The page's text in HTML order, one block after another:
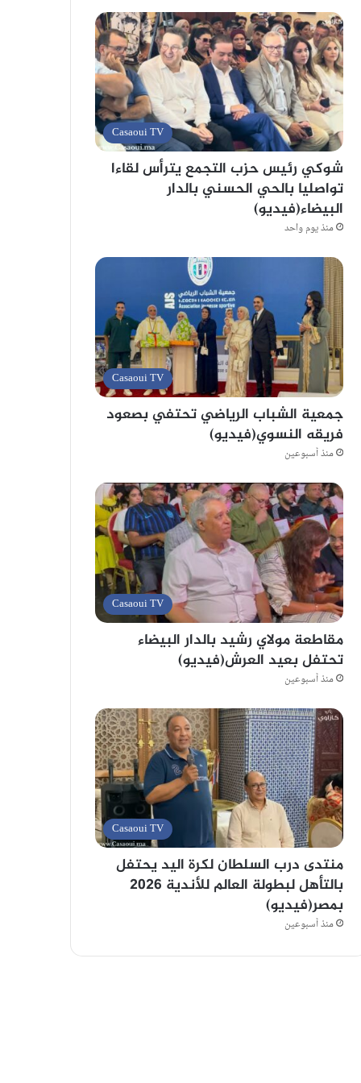
Casaoui TV
شوكي رئيس حزب التجمع يترأس لقاءا
تواصليا بالحي الحسني بالدار
البيضاء(فيديو)
منذ يوم واحد
Casaoui TV
جمعية الشباب الرياضي تحتفي بصعود
فريقه النسوي(فيديو)
منذ أسبوعين
Casaoui TV
مقاطعة مولاي رشيد بالدار البيضاء
تحتفل بعيد العرش(فيديو)
منذ أسبوعين
Casaoui TV
منتدى درب السلطان لكرة اليد يحتفل
بالتأهل لبطولة العالم للأندية 2026
بمصر(فيديو)
منذ أسبوعين